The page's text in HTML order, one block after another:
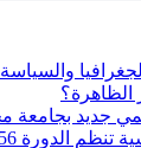
الظاهرة؟
جديد